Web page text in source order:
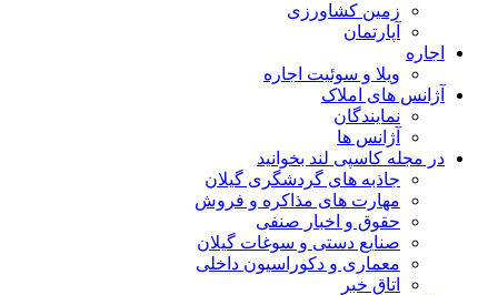
زمین کشاورزی
آپارتمان
اجاره
ویلا و سوئیت اجاره
آژانس های املاک
نمایندگان
آژانس ها
در مجله کاسپی لند بخوانید
جاذبه های گردشگری گیلان
مهارت های مذاکره و فروش
حقوق و اخبار صنفی
صنایع دستی و سوغات گیلان
معماری و دکوراسیون داخلی
اتاق خبر